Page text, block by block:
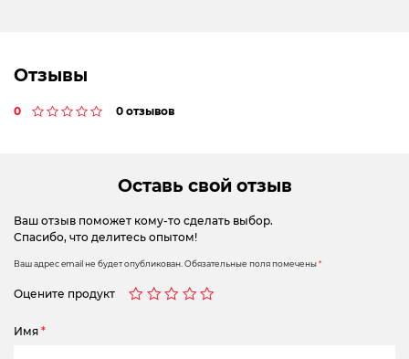
Отзывы
0 0 отзывов
Оставь свой отзыв
Ваш отзыв поможет кому-то сделать выбор.
Спасибо, что делитесь опытом!
Ваш адрес email не будет опубликован.Обязательные поля помечены*
Оцените продукт
Имя *